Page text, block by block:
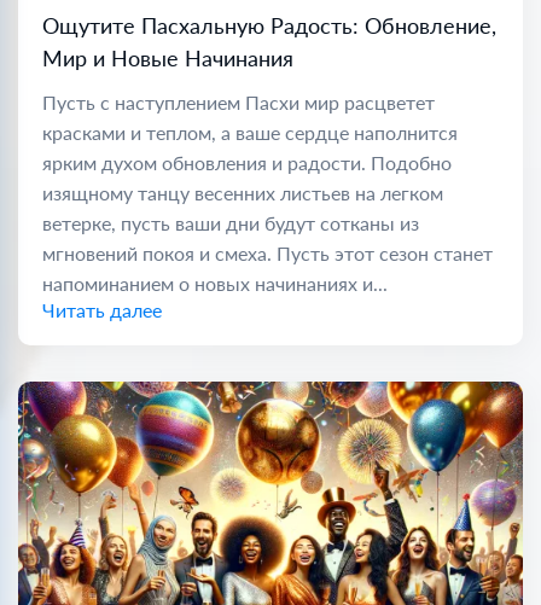
Ощутите Пасхальную Радость: Обновление,
Мир и Новые Начинания
Пусть с наступлением Пасхи мир расцветет
красками и теплом, а ваше сердце наполнится
ярким духом обновления и радости. Подобно
изящному танцу весенних листьев на легком
ветерке, пусть ваши дни будут сотканы из
мгновений покоя и смеха. Пусть этот сезон станет
напоминанием о новых начинаниях и...
Читать далее